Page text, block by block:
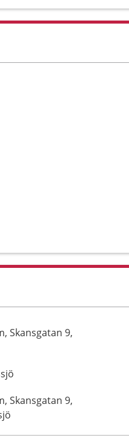
Skansgatan 9,
Skansgatan 9,